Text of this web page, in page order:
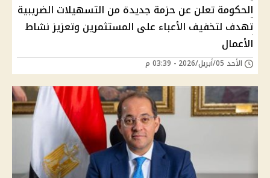
الحكومة تعلن عن حزمة جديدة من التسهيلات الضريبية
تهدف لتخفيف الأعباء على المستثمرين وتعزيز نشاط
الأعمال
الأحد 05/أبريل/2026 - 03:39 م